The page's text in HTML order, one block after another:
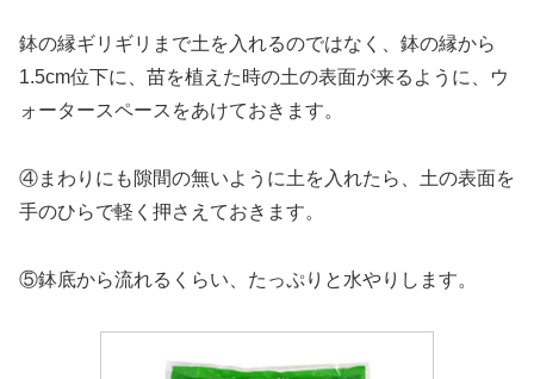
鉢の縁ギリギリまで土を入れるのではなく、鉢の縁から
1.5cm位下に、苗を植えた時の土の表面が来るように、ウ
ォータースペースをあけておきます。
④まわりにも隙間の無いように土を入れたら、土の表面を
手のひらで軽く押さえておきます。
⑤鉢底から流れるくらい、たっぷりと水やりします。